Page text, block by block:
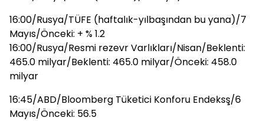
16:00/Rusya/TÜFE (haftalık-yılbaşından bu yana)/7
Mayıs/Önceki: + % 1.2
16:00/Rusya/Resmi rezevr Varlıkları/Nisan/Beklenti:
465.0 milyar/Beklenti: 465.0 milyar/Önceki: 458.0
milyar
16:45/ABD/Bloomberg Tüketici Konforu Endeksş/6
Mayıs/Önceki: 56.5